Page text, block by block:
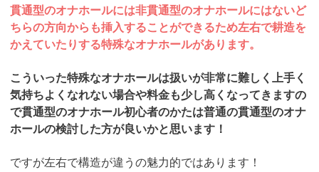
貫通型のオナホールには非貫通型のオナホールにはないど
ちらの方向からも挿入することができるため左右で耕造を
かえていたりする特殊なオナホールがあります。
こういった特殊なオナホールは扱いが非常に難しく上手く
気持ちよくなれない場合や料金も少し高くなってきますの
で貫通型のオナホール初心者のかたは普通の貫通型のオナ
ホールの検討した方が良いかと思います！
ですが左右で構造が違うの魅力的ではあります！